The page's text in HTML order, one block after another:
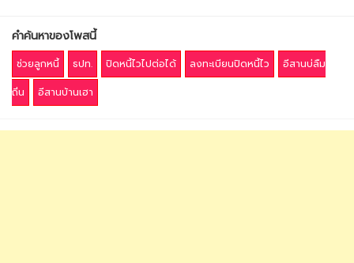
คำค้นหาของโพสนี้
ช่วยลูกหนี้ ธปท. ปิดหนี้ไวไปต่อได้ ลงทะเบียนปิดหนี้ไว
อีสานบ่ลืม
ถิ่น
อีสานบ้านเฮา